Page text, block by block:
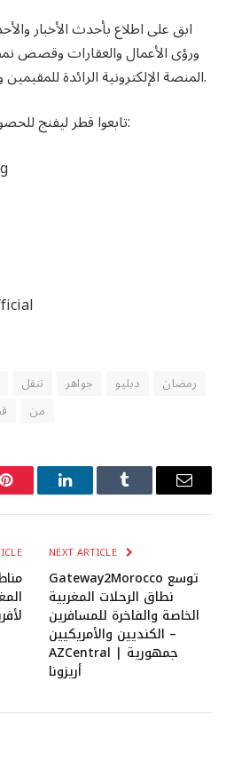
ابق على اطلاع بأحدث الأخبار
ورؤى الأعمال والعقارات وقصص
المنصة الإلكترونية الرائدة للمقيمين والمغتربين والزوار في قطر.
تابعوا قطر ليفنج للحصول على التحديثات اليومية:
تنقل جواهر دبليو
رمضان
من
Pinterest LinkedInTumblr Email
NEXT ARTICLE
Gateway2Morocco توسع
نطاق الرحلات المغربية
الخاصة والفاخرة للمسافرين
الكنديين والأمريكيين –
AZCentral | جمهورية
أريزونا